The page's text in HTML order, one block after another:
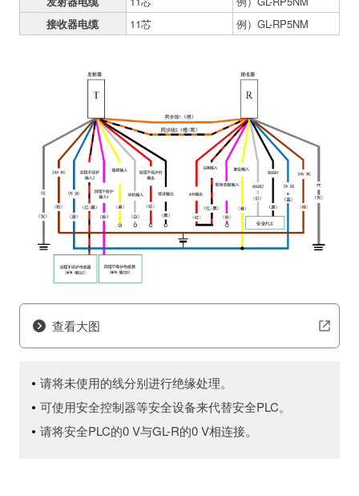
接收器电缆
11芯 例）GL-RP5NM
查看大图
请将未使用的线分别进行绝缘处理。
可使用安全控制器等安全设备来代替安全PLC。
请将安全PLC的0 V与GL-R的0 V相连接。